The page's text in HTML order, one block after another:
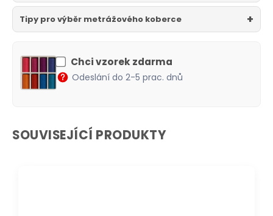
Tipy pro výběr metrážového koberce
Chci vzorek zdarma
Odeslání do 2-5 prac. dnů
SOUVISEJÍCÍ PRODUKTY